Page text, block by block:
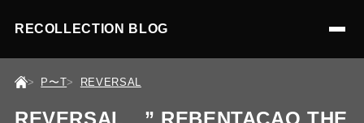
RECOLLECTION BLOG
P〜T REVERSAL
REVERSAL ” REBENTACAO THE